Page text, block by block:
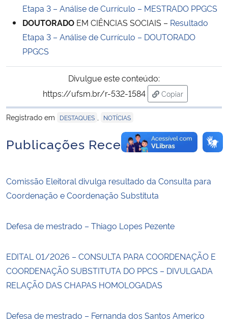
Planalto
Etapa 3 – Análise de Currículo – MESTRADO PPGCS
DOUTORADO EM CIÊNCIAS SOCIAIS – Resultado
Etapa 3 – Análise de Currículo – DOUTORADO
PPGCS
Divulgue este conteúdo:
https://ufsm.br/r-532-1584
Copiar
para área de
Registrado em
DESTAQUES NOTÍCIAS
Publicações Recentes
Comissão Eleitoral divulga resultado da Consulta para
Coordenação e Coordenação Substituta
Defesa de mestrado – Thiago Lopes Pezente
EDITAL 01/2026 – CONSULTA PARA COORDENAÇÃO E
COORDENAÇÃO SUBSTITUTA DO PPCS – DIVULGADA
RELAÇÃO DAS CHAPAS HOMOLOGADAS
Defesa de mestrado – Fernanda dos Santos Americo